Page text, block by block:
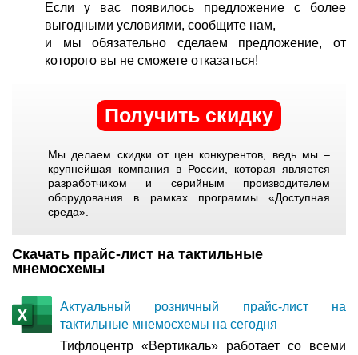
Если у вас появилось предложение с более
выгодными условиями, сообщите нам,
и мы обязательно сделаем предложение, от
которого вы не сможете отказаться!
Получить скидку
Мы делаем скидки от цен конкурентов, ведь мы –
крупнейшая компания в России, которая является
разработчиком и серийным производителем
оборудования в рамках программы «Доступная
среда».
Скачать прайс-лист на тактильные
мнемосхемы
Актуальный розничный прайс-лист на
тактильные мнемосхемы на сегодня
Тифлоцентр «Вертикаль» работает со всеми